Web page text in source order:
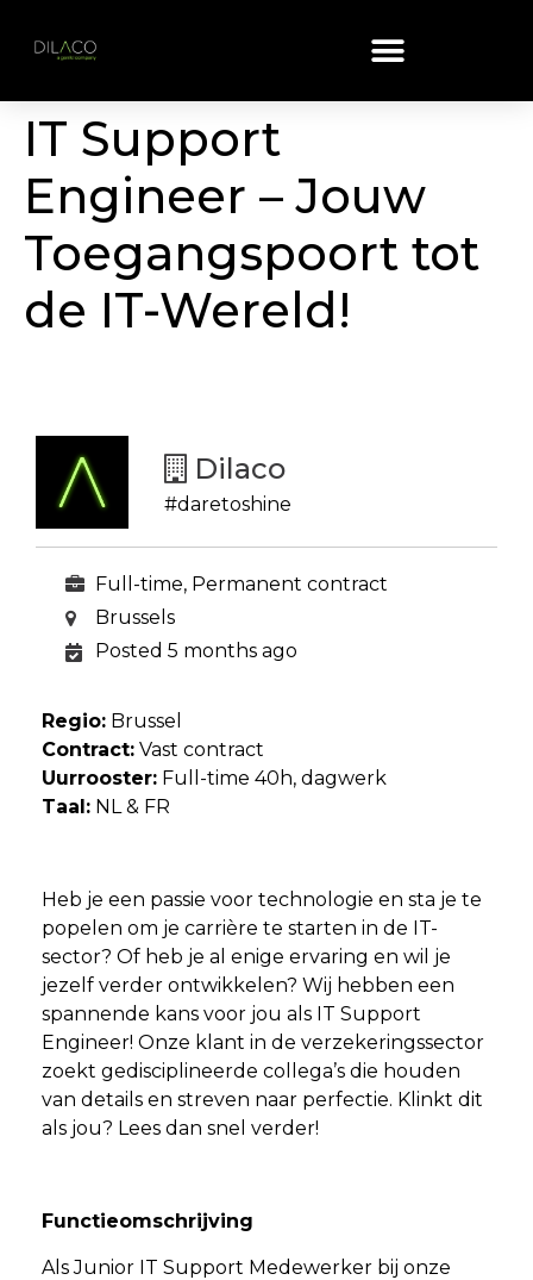
IT Support
Engineer – Jouw
Toegangspoort tot
de IT-Wereld!
Dilaco
#daretoshine
Full-time, Permanent contract
Brussels
Posted 5 months ago
Regio: Brussel
Contract: Vast contract
Uurrooster: Full-time 40h, dagwerk
Taal: NL & FR
Heb je een passie voor technologie en sta je te
popelen om je carrière te starten in de IT-
sector? Of heb je al enige ervaring en wil je
jezelf verder ontwikkelen? Wij hebben een
spannende kans voor jou als IT Support
Engineer! Onze klant in de verzekeringssector
zoekt gedisciplineerde collega’s die houden
van details en streven naar perfectie. Klinkt dit
als jou? Lees dan snel verder!
Functieomschrijving
Als Junior IT Support Medewerker bij onze